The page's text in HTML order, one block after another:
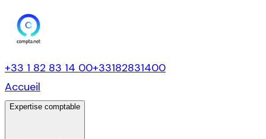
+33 1 82 83 14 00+33182831400
Accueil
Expertise comptable